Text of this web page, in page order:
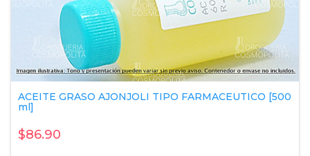
ACEITE GRASO AJONJOLI TIPO FARMACEUTICO [500
ml]
$86.90